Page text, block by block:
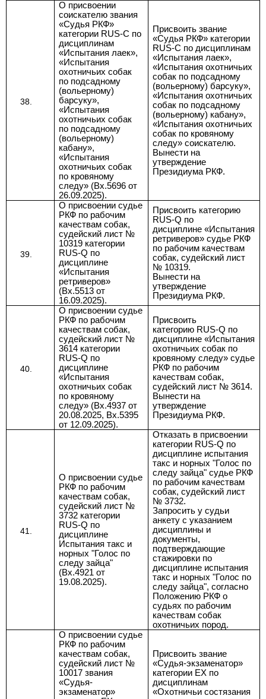
О присвоении
соискателюзвания
«Судья РКФ»
категории RUS-C по
дисциплинам
«Испытания лаек»,
«Испытания
охотничьих собак
по подсадному
(вольерному)
барсуку»,
«Испытания
охотничьих собак
по подсадному
(вольерному)
кабану»,
«Испытания
охотничьих собак
по кровяному
следу» (Вх.5696 от
26.09.2025).
Присвоить звание
«Судья РКФ» категории
RUS-C по дисциплинам
«Испытания лаек»,
«Испытания охотничьих
собак по подсадному
(вольерному) барсуку»,
«Испытания охотничьих
собак по подсадному
(вольерному) кабану»,
«Испытания охотничьих
собак по кровяному
следу» соискателю.
Вынести на
утверждение
Президиума РКФ.
О присвоении судье
РКФ по рабочим
качествам собак,
судейский лист №
10319 категории
RUS-Q по
дисциплине
«Испытания
ретриверов»
(Вх.5513 от
16.09.2025).
Присвоить категорию
RUS-Q по
дисциплине «Испытания
ретриверов» судье РКФ
по рабочим качествам
собак, судейский лист
№ 10319.
Вынести на
утверждение
Президиума РКФ.
О присвоении судье
РКФ по рабочим
качествам собак,
судейский лист №
3614 категории
RUS-Q по
дисциплине
«Испытания
охотничьих собак
по кровяному
следу» (Вх.4937 от
20.08.2025, Вх.5395
от 12.09.2025).
Присвоить
категорию RUS-Q по
дисциплине «Испытания
охотничьих собак по
кровяному следу» судье
РКФ по рабочим
качествам собак,
судейский лист № 3614.
Вынести на
утверждение
Президиума РКФ.
О присвоении судье
РКФ по рабочим
качествам собак,
судейский лист №
3732 категории
RUS-Q по
дисциплине
Испытания такс и
норных "Голос по
следу зайца"
(Вх.4921 от
19.08.2025).
Отказать в присвоении
категории RUS-Q по
дисциплине испытания
такс и норных "Голос по
следу зайца" судье РКФ
по рабочим качествам
собак, судейский лист
№ 3732.
Запросить у судьи
анкету с указанием
дисциплины и
документы,
подтверждающие
стажировки по
дисциплине испытания
такс и норных "Голос по
следу зайца", согласно
Положению РКФ о
судьях по рабочим
качествам собак
охотничьих пород.
О присвоении судье
РКФ по рабочим
качествам собак,
судейский лист №
10017 звания
«Судья-
экзаменатор»
Присвоить звание
«Судья-экзаменатор»
категории EX по
дисциплинам
«Охотничьи состязания